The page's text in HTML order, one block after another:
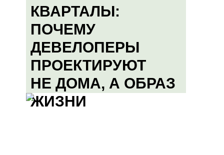
КВАРТАЛЫ:
ПОЧЕМУ
ДЕВЕЛОПЕРЫ
ПРОЕКТИРУЮТ
НЕ ДОМА, А ОБРАЗ
ЖИЗНИ